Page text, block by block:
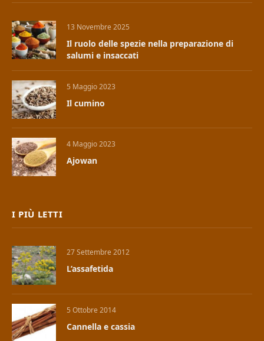
13 Novembre 2025
Il ruolo delle spezie nella preparazione di
salumi e insaccati
5 Maggio 2023
Il cumino
4 Maggio 2023
Ajowan
I PIÙ LETTI
27 Settembre 2012
L’assafetida
5 Ottobre 2014
Cannella e cassia